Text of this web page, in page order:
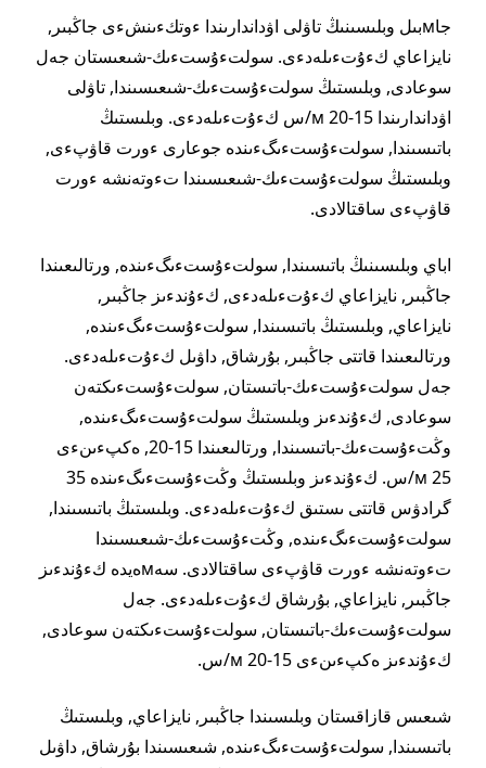
جاмبىل وبلىسىنىڭ تاۋلى اۋداندارىندا ءوتكءىنشءى جاڭبىر,
نايزاعاي كءۇتءىلەدءى. سولتءۇستءىك-شىعىستان جەل
سوعادى, وبلىستىڭ سولتءۇستءىك-شىعىسىندا, تاۋلى
اۋداندارىندا 15-20 м/س كءۇتءىلەدءى. وبلىستىڭ
باتىسىندا, سولتءۇستءىگءىندە جوعارى ءورت قاۋپءى,
وبلىستىڭ سولتءۇستءىك-شىعىسىندا تءوتەنشە ءورت
قاۋپءى ساقتالادى.
اباي وبلىسىنىڭ باتىسىندا, سولتءۇستءىگءىندە, ورتالىعىندا
جاڭبىر, نايزاعاي كءۇتءىلەدءى, كءۇندءىز جاڭبىر,
نايزاعاي, وبلىستىڭ باتىسىندا, سولتءۇستءىگءىندە,
ورتالىعىندا قاتتى جاڭبىر, بۇرشاق, داۋىل كءۇتءىلەدءى.
جەل سولتءۇستءىك-باتىستان, سولتءۇستءىكتەن
سوعادى, كءۇندءىز وبلىستىڭ سولتءۇستءىگءىندە,
وڭتءۇستءىك-باتىسىندا, ورتالىعىندا 15-20, ەكپءىنءى
25 м/س. كءۇندءىز وبلىستىڭ وڭتءۇستءىگءىندە 35
گرادۋس قاتتى ىستىق كءۇتءىلەدءى. وبلىستىڭ باتىسىندا,
سولتءۇستءىگءىندە, وڭتءۇستءىك-شىعىسىندا
تءوتەنشە ءورت قاۋپءى ساقتالادى. سەмەيدە كءۇندءىز
جاڭبىر, نايزاعاي, بۇرشاق كءۇتءىلەدءى. جەل
سولتءۇستءىك-باتىستان, سولتءۇستءىكتەن سوعادى,
كءۇندءىز ەكپءىنءى 15-20 м/س.
شىعىس قازاقستان وبلىسىندا جاڭبىر, نايزاعاي, وبلىستىڭ
باتىسىندا, سولتءۇستءىگءىندە, شىعىسىندا بۇرشاق, داۋىل